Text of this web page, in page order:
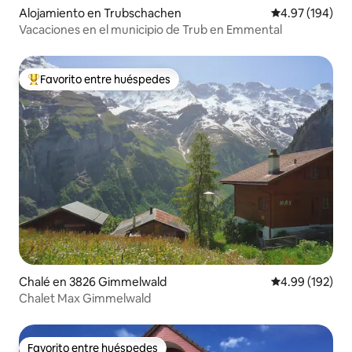
Alojamiento en Trubschachen Calificación
4.97 (194)
Vacaciones en el municipio de Trub en Emmental
Favorito entre huéspedes preferido
Favorito entre huéspedes
Chalé en 3826 Gimmelwald Calificación
4.99 (192)
Chalet Max Gimmelwald
Favorito entre huéspedes